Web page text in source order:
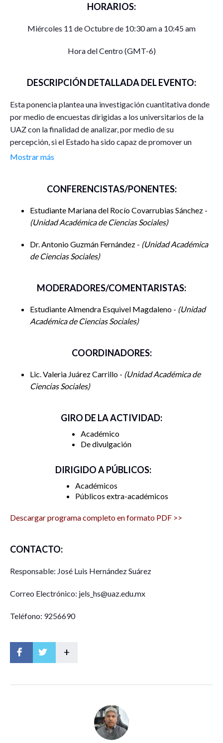
HORARIOS:
Miércoles 11 de Octubre de 10:30 am a 10:45 am
Hora del Centro (GMT-6)
DESCRIPCIÓN DETALLADA DEL EVENTO:
Esta ponencia plantea una investigación cuantitativa donde
por medio de encuestas dirigidas a los universitarios de la
UAZ con la finalidad de analizar, por medio de su
percepción, si el Estado ha sido capaz de promover un
entorno natural sustentable. Se vuelve necesario evaluar la
tienen los jóvenes sobre lo que es sostenible y el impacto
perciben de su entorno natural, al integrar ambos rubros en
la presente investigación se pretende dar la base para la
nueva política ambiental y de bienestar social; conocer la
opinión de los jóvenes permite que se visibilicen los aciertos
Mostrar más
CONFERENCISTAS/PONENTES:
Estudiante Mariana del Rocío Covarrubias Sánchez -
Unidad Académica de Ciencias Sociales
Dr. Antonio Guzmán Fernández - Unidad Académica
de Ciencias Sociales
MODERADORES/COMENTARISTAS:
Estudiante Almendra Esquivel Magdaleno - Unidad
Académica de Ciencias Sociales
COORDINADORES:
Lic. Valeria Juárez Carrillo - Unidad Académica de
Ciencias Sociales
GIRO DE LA ACTIVIDAD:
Académico
De divulgación
DIRIGIDO A PÚBLICOS:
Académicos
Públicos extra-académicos
Descargar programa completo en formato PDF >>
CONTACTO:
Responsable: José Luis Hernández Suárez
Correo Electrónico: jels_hs@uaz.edu.mx
Teléfono: 9256690
+